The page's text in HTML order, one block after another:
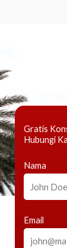
Ingin tahu
Kami
Gratis
Hubungi
Nama
Email